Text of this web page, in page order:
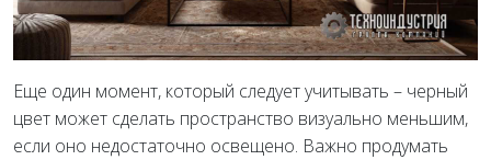
Еще один момент, который следует учитывать – черный
цвет может сделать пространство визуально меньшим,
если оно недостаточно освещено. Важно продумать